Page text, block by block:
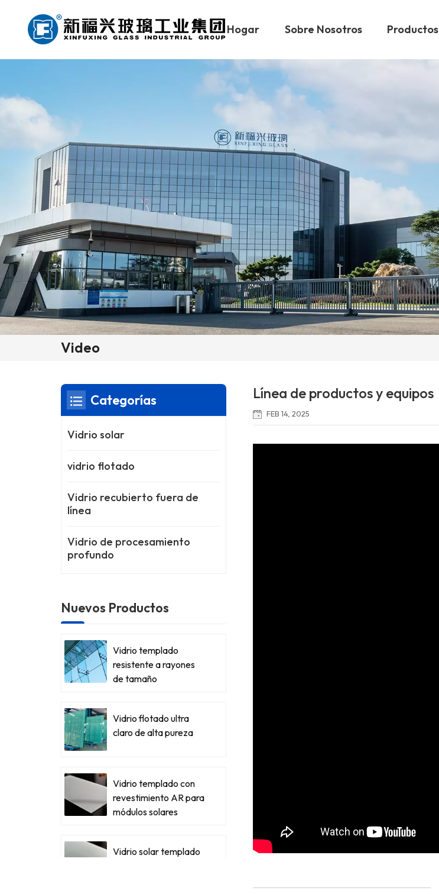
Hogar Sobre Nosotros Productos
Video
Línea de productos y equipos
FEB 14, 2025
Categorías
Vidrio solar
vidrio flotado
Vidrio recubierto fuera de
línea
Vidrio de procesamiento
profundo
Nuevos Productos
Vidrio templado
resistente a rayones
de tamaño
Vidrio flotado ultra
claro de alta pureza
Vidrio templado con
revestimiento AR para
módulos solares
Vidrio solar templado